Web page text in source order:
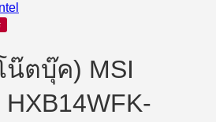
น๊ตบุ๊ค) MSI
HXB14WFK-